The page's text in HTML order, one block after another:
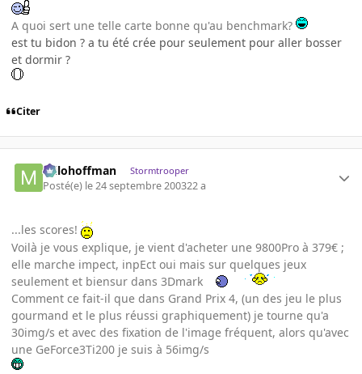
A quoi sert une telle carte bonne qu'au benchmark?
est tu bidon ? a tu été crée pour seulement pour aller bosser
et dormir ?
Citer
milohoffman Stormtrooper
Posté(e) le 24 septembre 200322 a
...les scores!
Voilà je vous explique, je vient d'acheter une 9800Pro à 379€ ;
elle marche impect, inpEct oui mais sur quelques jeux
seulement et biensur dans 3Dmark
Comment ce fait-il que dans Grand Prix 4, (un des jeu le plus
gourmand et le plus réussi graphiquement) je tourne qu'a
30img/s et avec des fixation de l'image fréquent, alors qu'avec
une GeForce3Ti200 je suis à 56img/s